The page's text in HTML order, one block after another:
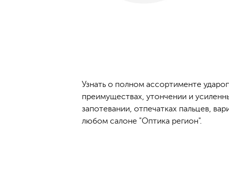
Узнать о полном ассортименте
преимуществах, утончении и
запотевании, отпечатках пальцев,
любом салоне "Оптика регион".